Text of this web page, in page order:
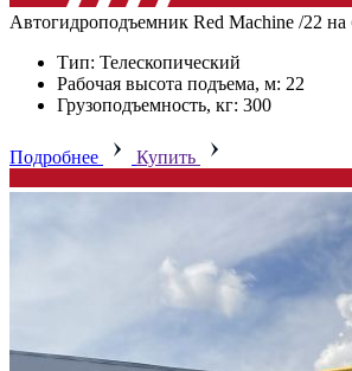
Автогидроподъемник Red Machine /22 на
Тип: Телескопический
Рабочая высота подъема, м: 22
Грузоподъемность, кг: 300
Подробнее Купить